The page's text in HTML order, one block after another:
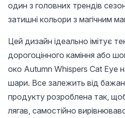
один з головних трендів
затишні кольори з магічним
Цей дизайн ідеально імітує
дорогоцінного каміння або
око Autumn Whispers Cat Eye
шари. Все залежить від
продукту розроблена так, щоб
лягав, самостійно